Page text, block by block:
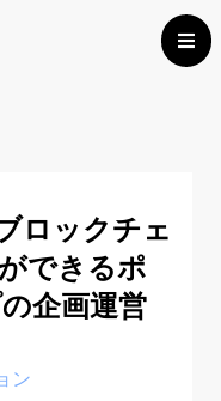
ロックチェ
できるポ
企画運営
ン